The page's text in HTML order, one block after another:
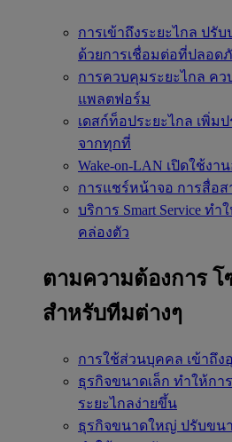
การเข้าถึงระยะไกล ปรับ
ด้วยการเชื่อมต่อที่ปลอด
การควบคุมระยะไกล คว
แพลตฟอร์ม
เดสก์ท็อประยะไกล เพิ่ม
จากทุกที่
Wake-on-LAN เปิดใช้งา
การแชร์หน้าจอ การสื่อส
บริการ Smart Service ทำ
คล่องตัว
ตามความต้องการ
สำหรับทีมต่างๆ
การใช้ส่วนบุคคล เข้าถึ
ธุรกิจขนาดเล็ก ทำให้กา
ระยะไกลง่ายขึ้น
ธุรกิจขนาดใหญ่ ปรับขน